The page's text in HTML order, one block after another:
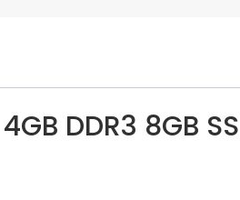
DDR3 8GB